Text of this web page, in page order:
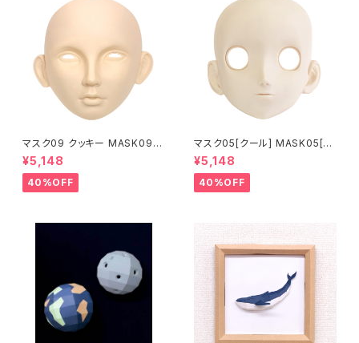
マスク09 クッキー MASK09
“COOKIE”
¥5,148
40%OFF
マスク05[クール] MASK05[C
OOL]
¥5,148
40%OFF